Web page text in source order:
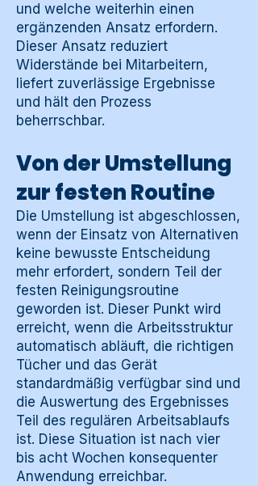
und welche weiterhin einen
ergänzenden Ansatz erfordern.
Dieser Ansatz reduziert
Widerstände bei Mitarbeitern,
liefert zuverlässige Ergebnisse
und hält den Prozess
beherrschbar.
Von der Umstellung
zur festen Routine
Die Umstellung ist abgeschlossen,
wenn der Einsatz von Alternativen
keine bewusste Entscheidung
mehr erfordert, sondern Teil der
festen Reinigungsroutine
geworden ist. Dieser Punkt wird
erreicht, wenn die Arbeitsstruktur
automatisch abläuft, die richtigen
Tücher und das Gerät
standardmäßig verfügbar sind und
die Auswertung des Ergebnisses
Teil des regulären Arbeitsablaufs
ist. Diese Situation ist nach vier
bis acht Wochen konsequenter
Anwendung erreichbar.